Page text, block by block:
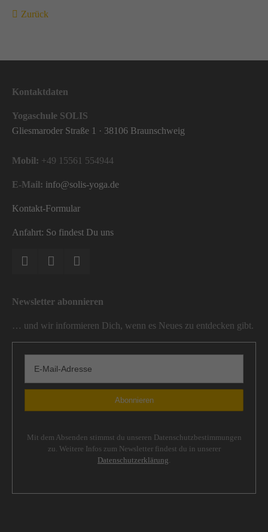
Zurück
Kontaktdaten
Yogaschule SOLIS
Gliesmaroder Straße 1 · 38106 Braunschweig
Mobil: +49 15561 554944
E-Mail: info@solis-yoga.de
Kontakt-Formular
Anfahrt: So findest Du uns
Newsletter abonnieren
… und wir informieren Dich, wenn es Neues zu entdecken gibt.
Mit dem Absenden stimmst du unseren Datenschutzbestimmungen
zu. Weitere Infos zum Newsletter findest du in unserer
Datenschutzerklärung.